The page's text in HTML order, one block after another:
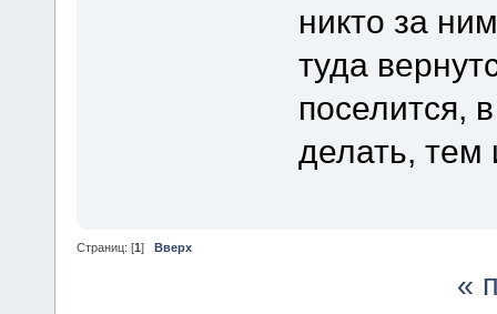
никто за
туда
поселится,
делать, тем
Страниц: [1] Вверх
«